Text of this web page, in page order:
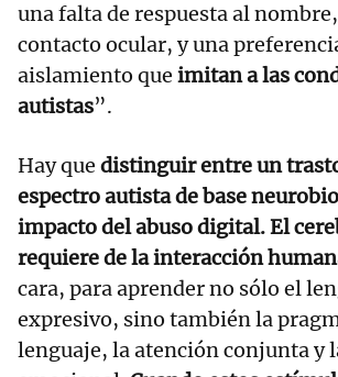
una falta de respuesta al
contacto ocular, y una
aislamiento que imitan a las
autistas”.
Hay que distinguir entre un
espectro autista de base
impacto del abuso digital.El
requiere de la interacción
cara, para aprender no sólo el
expresivo, sino también la
lenguaje, la atención conjunta y